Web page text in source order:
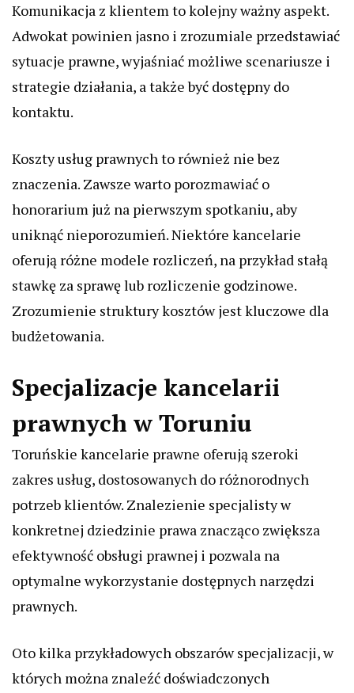
Komunikacja z klientem to kolejny ważny aspekt.
Adwokat powinien jasno i zrozumiale przedstawiać
sytuacje prawne, wyjaśniać możliwe scenariusze i
strategie działania, a także być dostępny do
kontaktu.
Koszty usług prawnych to również nie bez
znaczenia. Zawsze warto porozmawiać o
honorarium już na pierwszym spotkaniu, aby
uniknąć nieporozumień. Niektóre kancelarie
oferują różne modele rozliczeń, na przykład stałą
stawkę za sprawę lub rozliczenie godzinowe.
Zrozumienie struktury kosztów jest kluczowe dla
budżetowania.
Specjalizacje kancelarii
prawnych w Toruniu
Toruńskie kancelarie prawne oferują szeroki
zakres usług, dostosowanych do różnorodnych
potrzeb klientów. Znalezienie specjalisty w
konkretnej dziedzinie prawa znacząco zwiększa
efektywność obsługi prawnej i pozwala na
optymalne wykorzystanie dostępnych narzędzi
prawnych.
Oto kilka przykładowych obszarów specjalizacji, w
których można znaleźć doświadczonych